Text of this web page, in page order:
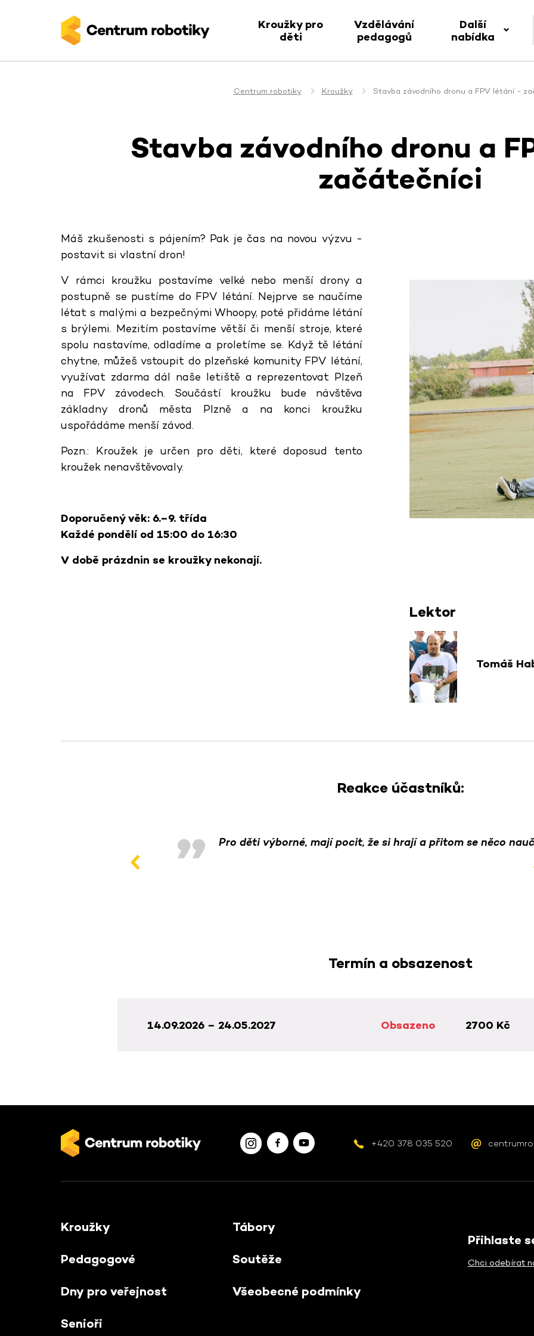
Kroužky pro
děti
Vzdělávání
pedagogů
Další
nabídka
Centrum robotiky Kroužky Stavba závodního dronu a FPV létání -
Stavba závodního dronu a
začátečníci
Máš zkušenosti s pájením? Pak je čas na novou výzvu -
postavit si vlastní dron!
V rámci kroužku postavíme velké nebo menší drony a
postupně se pustíme do FPV létání. Nejprve se naučíme
létat s malými a bezpečnými Whoopy, poté přidáme létání
s brýlemi. Mezitím postavíme větší či menší stroje, které
spolu nastavíme, odladíme a proletíme se. Když tě létání
chytne, můžeš vstoupit do plzeňské komunity FPV létání,
využívat zdarma dál naše letiště a reprezentovat Plzeň
na FPV závodech. Součástí kroužku bude návštěva
základny dronů města Plzně a na konci kroužku
uspořádáme menší závod.
Pozn.: Kroužek je určen pro děti, které doposud tento
kroužek nenavštěvovaly.
Doporučený věk: 6.–9. třída
Každé pondělí od 15:00 do 16:30
V době prázdnin se kroužky nekonají.
Lektor
Tomáš
Reakce účastníků:
Pro děti výborné, mají pocit, že si hrají a přitom se něco
Termín a obsazenost
14.09.2026 – 24.05.2027 Obsazeno 2700 Kč
+420 378 035 520
Přihlaste
Chci odebírat
Kroužky
Pedagogové
Dny pro veřejnost
Senioři
Tábory
Soutěže
Všeobecné podmínky